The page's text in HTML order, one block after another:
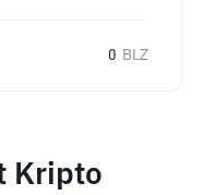
0 BLZ
Kripto